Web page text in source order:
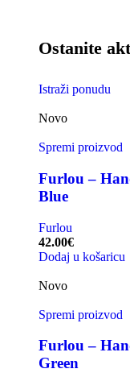
Ostanite
Istraži ponudu
Novo
Spremi proizvod
Furlou –
Blue
Furlou
42.00€
Dodaj u košaricu
Novo
Spremi proizvod
Furlou –
Green